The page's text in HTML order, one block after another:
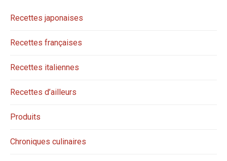
Recettes japonaises
Recettes françaises
Recettes italiennes
Recettes d’ailleurs
Produits
Chroniques culinaires